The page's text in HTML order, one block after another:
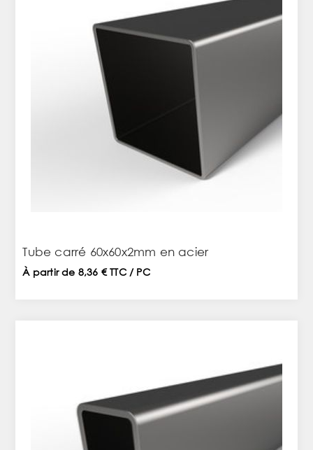
Tube carré 60x60x2mm en acier
À partir de 8,36 € TTC / PC